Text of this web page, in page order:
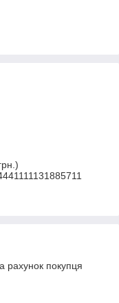
рахунок покупця